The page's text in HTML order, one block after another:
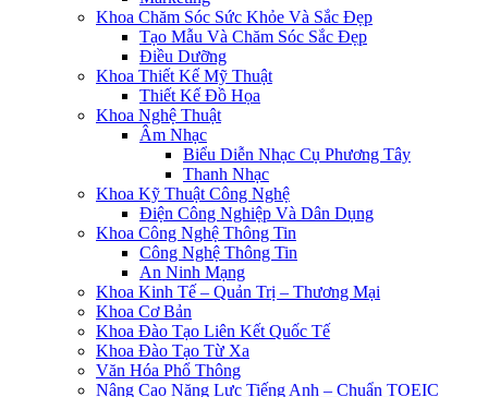
Khoa Chăm Sóc Sức Khỏe Và Sắc Đẹp
Tạo Mẫu Và Chăm Sóc Sắc Đẹp
Điều Dưỡng
Khoa Thiết Kế Mỹ Thuật
Thiết Kế Đồ Họa
Khoa Nghệ Thuật
Âm Nhạc
Biểu Diễn Nhạc Cụ Phương Tây
Thanh Nhạc
Khoa Kỹ Thuật Công Nghệ
Điện Công Nghiệp Và Dân Dụng
Khoa Công Nghệ Thông Tin
Công Nghệ Thông Tin
An Ninh Mạng
Khoa Kinh Tế – Quản Trị – Thương Mại
Khoa Cơ Bản
Khoa Đào Tạo Liên Kết Quốc Tế
Khoa Đào Tạo Từ Xa
Văn Hóa Phổ Thông
Nâng Cao Năng Lực Tiếng Anh – Chuẩn TOEIC